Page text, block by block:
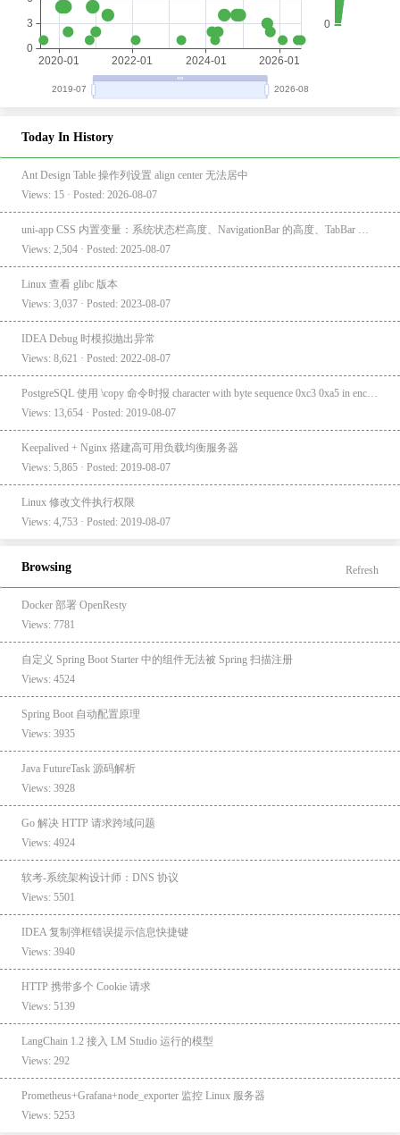
Today In History
Ant Design Table 操作列设置 align center 无法居中
Views: 15 · Posted: 2026-08-07
Views: 2,504 · Posted: 2025-08-07
Linux 查看 glibc 版本
Views: 3,037 · Posted: 2023-08-07
IDEA Debug 时模拟抛出异常
Views: 8,621 · Posted: 2022-08-07
Views: 13,654 · Posted: 2019-08-07
Keepalived + Nginx 搭建高可用负载均衡服务器
Views: 5,865 · Posted: 2019-08-07
Linux 修改文件执行权限
Views: 4,753 · Posted: 2019-08-07
Browsing Refresh
Docker 部署 OpenResty
Views: 7781
自定义 Spring Boot Starter 中的组件无法被 Spring 扫描注册
Views: 4524
Spring Boot 自动配置原理
Views: 3935
Java FutureTask 源码解析
Views: 3928
Go 解决 HTTP 请求跨域问题
Views: 4924
软考-系统架构设计师：DNS 协议
Views: 5501
IDEA 复制弹框错误提示信息快捷键
Views: 3940
HTTP 携带多个 Cookie 请求
Views: 5139
LangChain 1.2 接入 LM Studio 运行的模型
Views: 292
Prometheus+Grafana+node_exporter 监控 Linux 服务器
Views: 5253